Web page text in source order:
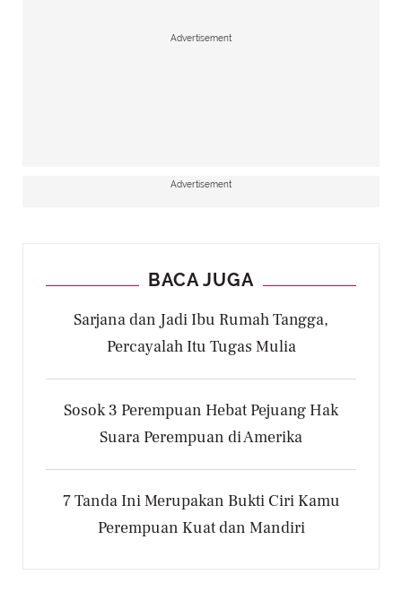
Advertisement
Advertisement
BACA JUGA
Sarjana dan Jadi Ibu Rumah Tangga,
Percayalah Itu Tugas Mulia
Sosok 3 Perempuan Hebat Pejuang Hak
Suara Perempuan di Amerika
7 Tanda Ini Merupakan Bukti Ciri Kamu
Perempuan Kuat dan Mandiri